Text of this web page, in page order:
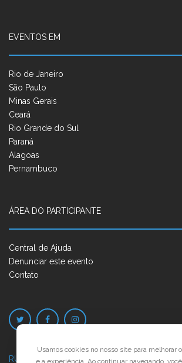
EVENTOS EM
Rio de Janeiro
São Paulo
Minas Gerais
Ceará
Rio Grande do Sul
Paraná
Alagoas
Pernambuco
ÁREA DO PARTICIPANTE
Central de Ajuda
Denunciar este evento
Contato
RUA JOSÉ PONTES DE MAGALHÃES, 70
Usamos cookies no nosso site para melhorar
e a experiência. Ao continuar navegando,